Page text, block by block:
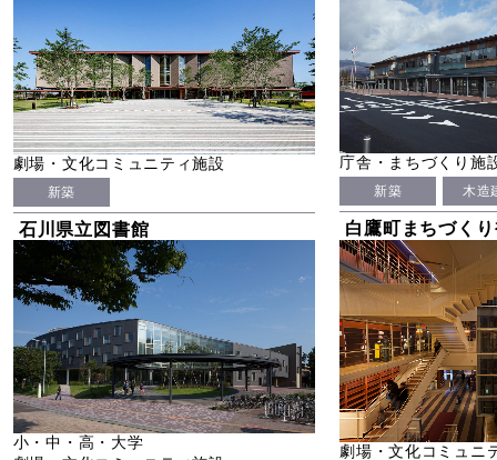
劇場・文化コミュニティ施設
新築
石川県立図書館
庁舎・まちづくり施
新築 木造
白鷹町まちづく
小・中・高・大学
劇場・文化コミュニ